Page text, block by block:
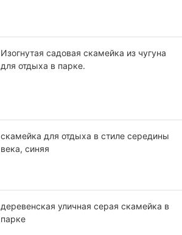
Изогнутая садовая скамейка из чугуна
для отдыха в парке.
скамейка для отдыха в стиле середины
века, синяя
деревенская уличная серая скамейка в
парке